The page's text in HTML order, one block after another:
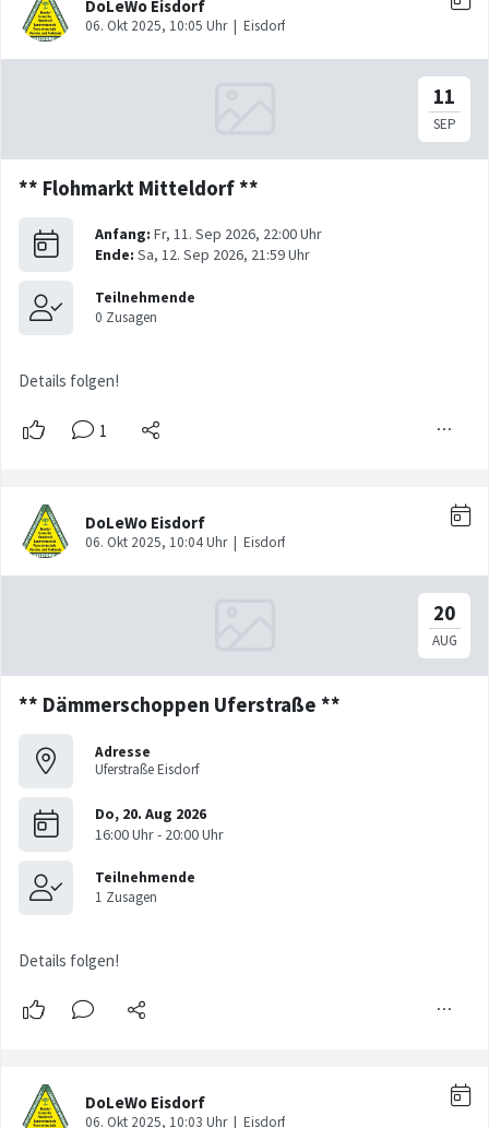
** Flohmarkt Mitteldorf **
Details folgen!
** Dämmerschoppen Uferstraße **
Adresse
Uferstraße Eisdorf
Details folgen!